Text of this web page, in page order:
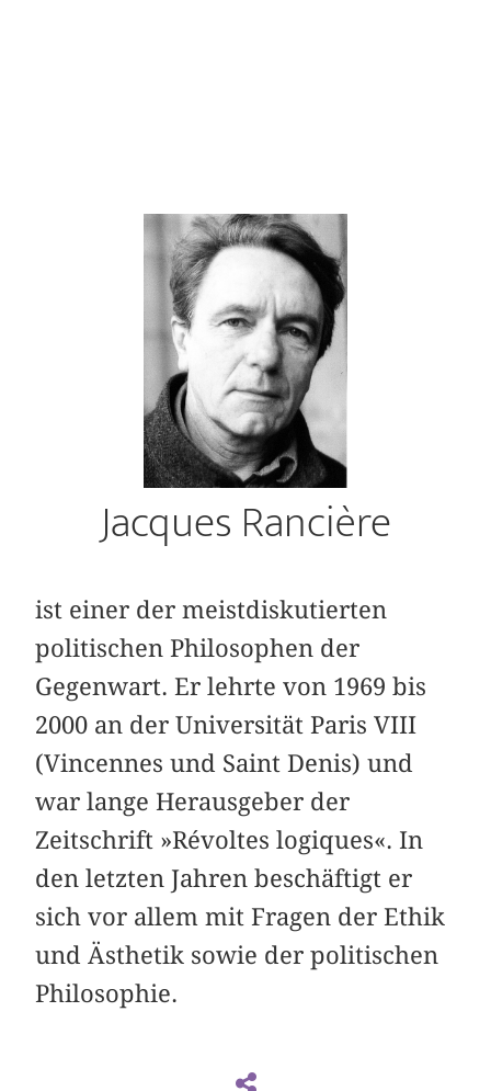
Jacques Rancière
ist einer der meistdiskutierten
politischen Philosophen der
Gegenwart. Er lehrte von 1969 bis
2000 an der Universität Paris VIII
(Vincennes und Saint Denis) und
war lange Herausgeber der
Zeitschrift »Révoltes logiques«. In
den letzten Jahren beschäftigt er
sich vor allem mit Fragen der Ethik
und Ästhetik sowie der politischen
Philosophie.